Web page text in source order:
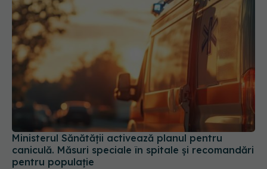
Ministerul Sănătății activează planul pentru
caniculă. Măsuri speciale în spitale și recomandări
pentru populație